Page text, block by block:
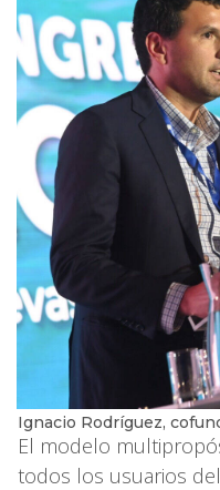
Ignacio Rodríguez,
El modelo
todos los usuarios